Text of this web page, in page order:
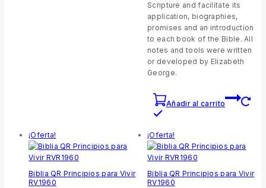
Scripture and facilitate its
application, biographies,
promises and an introduction
to each book of the Bible. All
notes and tools were written
or developed by Elizabeth
George.
Añadir al carrito
¡Oferta!
Biblia QR Principios para Vivir
RV1960
¡Oferta!
Biblia QR Principios para Vivir
RV1960